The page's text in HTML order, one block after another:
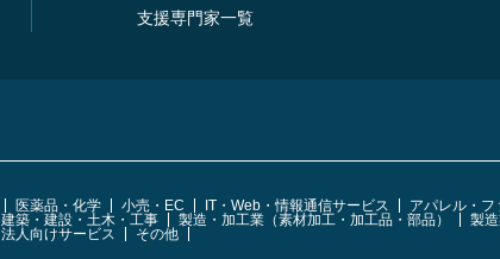
支援専門家一覧
医薬品・化学 小売・EC IT・Web・情報通信サービス アパレル・フ
建築・建設・土木・工事 製造・加工業（素材加工・加工品・部品） 製
法人向けサービス その他